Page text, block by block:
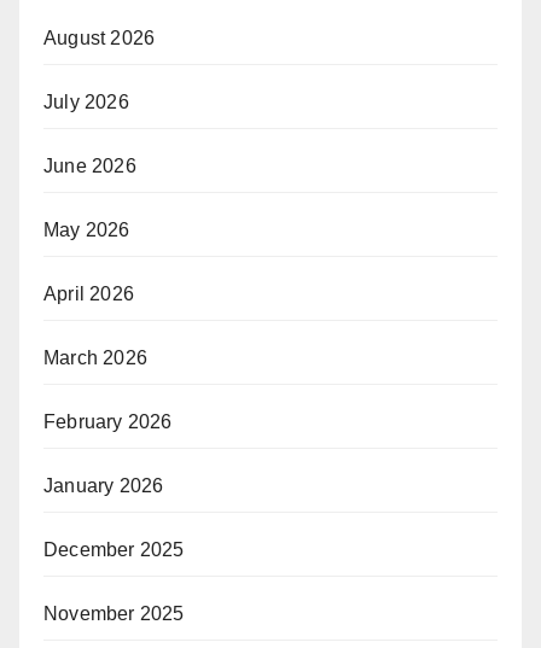
August 2026
July 2026
June 2026
May 2026
April 2026
March 2026
February 2026
January 2026
December 2025
November 2025